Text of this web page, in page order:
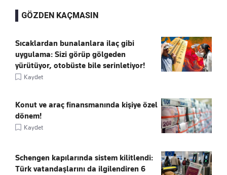
GÖZDEN KAÇMASIN
Sıcaklardan bunalanlara ilaç gibi
uygulama: Sizi görüp gölgeden
yürütüyor, otobüste bile serinletiyor!
Kaydet
Konut ve araç finansmanında kişiye özel
dönem!
Kaydet
Schengen kapılarında sistem kilitlendi:
Türk vatandaşlarını da ilgilendiren 6